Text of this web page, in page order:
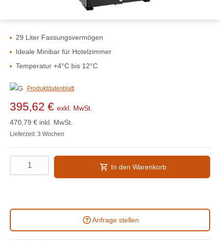
29 Liter Fassungsvermögen
Ideale Minibar für Hotelzimmer
Temperatur +4°C bis 12°C
Produktdatenblatt
395,62 € exkl. MwSt.
470,79 € inkl. MwSt.
Lieferzeit: 3 Wochen
In den Warenkorb
Anfrage stellen